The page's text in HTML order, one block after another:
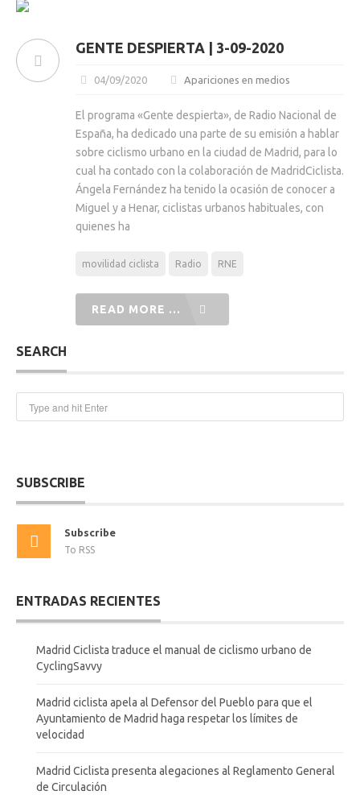
GENTE DESPIERTA | 3-09-2020
04/09/2020 Apariciones en medios
El programa «Gente despierta», de Radio Nacional de
España, ha dedicado una parte de su emisión a hablar
sobre ciclismo urbano en la ciudad de Madrid, para lo
cual ha contado con la colaboración de MadridCiclista.
Ángela Fernández ha tenido la ocasión de conocer a
Miguel y a Henar, ciclistas urbanos habituales, con
quienes ha
movilidad ciclista Radio RNE
READ MORE ...
SEARCH
SUBSCRIBE
Subscribe
To RSS
ENTRADAS RECIENTES
Madrid Ciclista traduce el manual de ciclismo urbano de
CyclingSavvy
Madrid ciclista apela al Defensor del Pueblo para que el
Ayuntamiento de Madrid haga respetar los límites de
velocidad
Madrid Ciclista presenta alegaciones al Reglamento General
de Circulación